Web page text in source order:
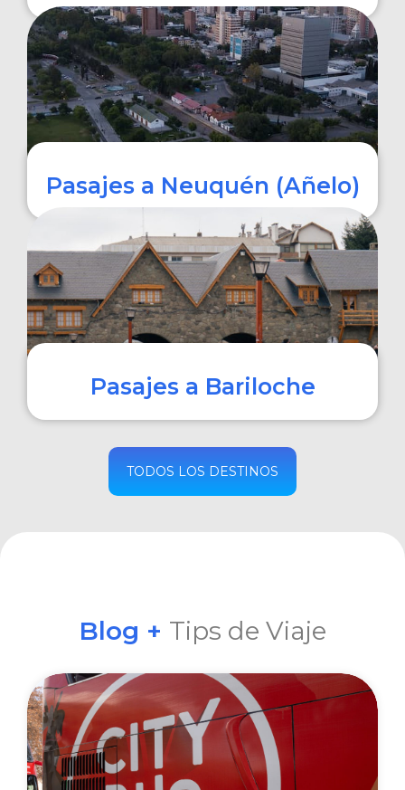
COMPRAR
Pasajes a Neuquén (Añelo)
COMPRAR
Pasajes a Bariloche
COMPRAR
TODOS LOS DESTINOS
Blog + Tips de Viaje